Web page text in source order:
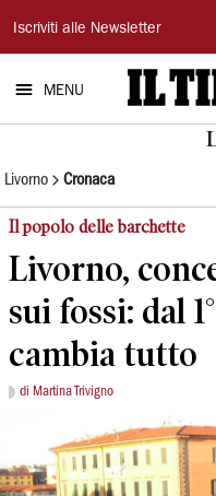
Il
Tirreno
Iscriviti alle Newsletter
MENU
Livorno Cronaca
Il popolo delle barchette
Livorno,
sui fossi: dal
cambia tutto
di Martina Trivigno